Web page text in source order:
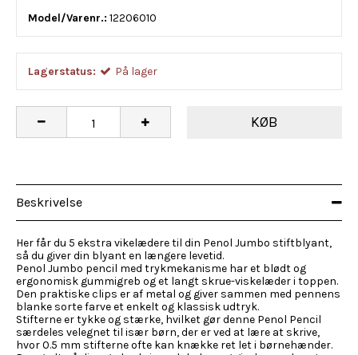
Model/Varenr.: 12206010
Lagerstatus: På lager
KØB
Beskrivelse
Her får du 5 ekstra vikelædere til din Penol Jumbo stiftblyant,
så du giver din blyant en længere levetid.
Penol Jumbo pencil med trykmekanisme har et blødt og
ergonomisk gummigreb og et langt skrue-viskelæder i toppen.
Den praktiske clips er af metal og giver sammen med pennens
blanke sorte farve et enkelt og klassisk udtryk.
Stifterne er tykke og stærke, hvilket gør denne Penol Pencil
særdeles velegnet til især børn, der er ved at lære at skrive,
hvor 0.5 mm stifterne ofte kan knække ret let i børnehænder.